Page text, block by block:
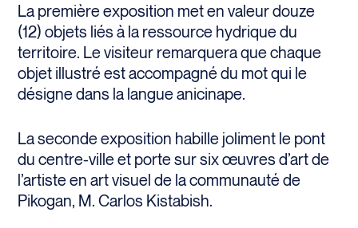
La première exposition met en valeur douze
(12) objets liés à la ressource hydrique du
territoire. Le visiteur remarquera que chaque
objet illustré est accompagné du mot qui le
désigne dans la langue anicinape.
La seconde exposition habille joliment le pont
du centre-ville et porte sur six œuvres d’art de
l’artiste en art visuel de la communauté de
Pikogan, M. Carlos Kistabish.